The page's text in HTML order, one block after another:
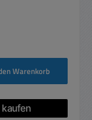
die Schaltflächen um
Warenkorb